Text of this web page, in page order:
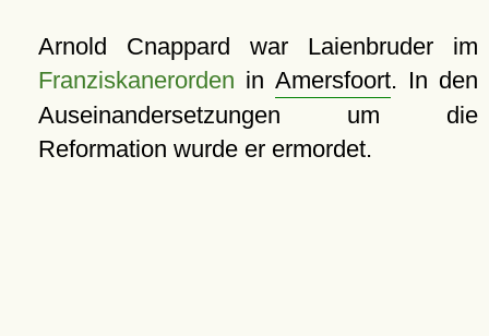
Arnold Cnappard war Laienbruder im
Franziskanerorden in Amersfoort. In den
Auseinandersetzungen um die
Reformation wurde er ermordet.